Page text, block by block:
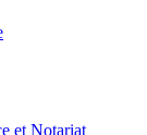
et Notariat